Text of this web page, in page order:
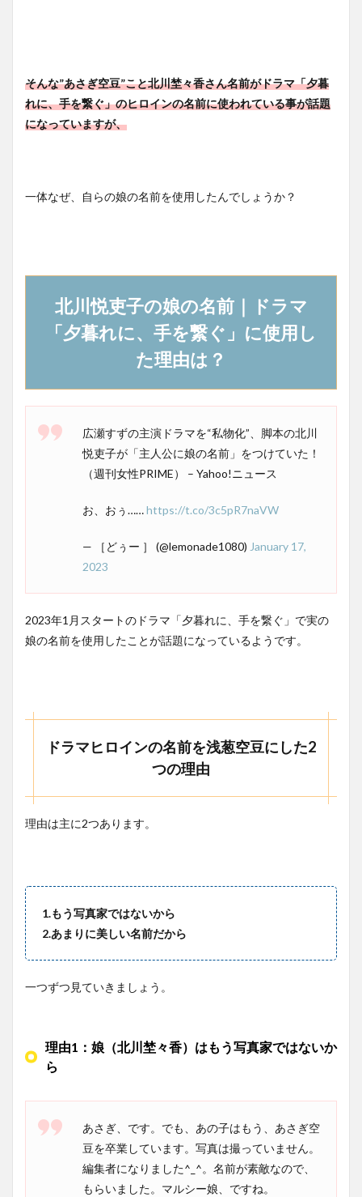
そんな”あさぎ空豆”こと北川埜々香さん名前がドラマ「夕暮
れに、手を繋ぐ」のヒロインの名前に使われている事が話題
になっていますが、
一体なぜ、自らの娘の名前を使用したんでしょうか？
北川悦吏子の娘の名前｜ドラマ
「夕暮れに、手を繋ぐ」に使用し
た理由は？
広瀬すずの主演ドラマを“私物化”、脚本の北川
悦吏子が「主人公に娘の名前」をつけていた！
（週刊女性PRIME） – Yahoo!ニュース
お、おぅ……https://t.co/3c5pR7naVW
— ［どぅー ］ (@lemonade1080) January 17,
2023
2023年1月スタートのドラマ「夕暮れに、手を繋ぐ」で実の
娘の名前を使用したことが話題になっているようです。
ドラマヒロインの名前を浅葱空豆にした2
つの理由
理由は主に2つあります。
1.もう写真家ではないから
2.あまりに美しい名前だから
一つずつ見ていきましょう。
理由1：娘（北川埜々香）はもう写真家ではないか
ら
あさぎ、です。でも、あの子はもう、あさぎ空
豆を卒業しています。写真は撮っていません。
編集者になりました^_^。名前が素敵なので、
もらいました。マルシー娘、ですね。